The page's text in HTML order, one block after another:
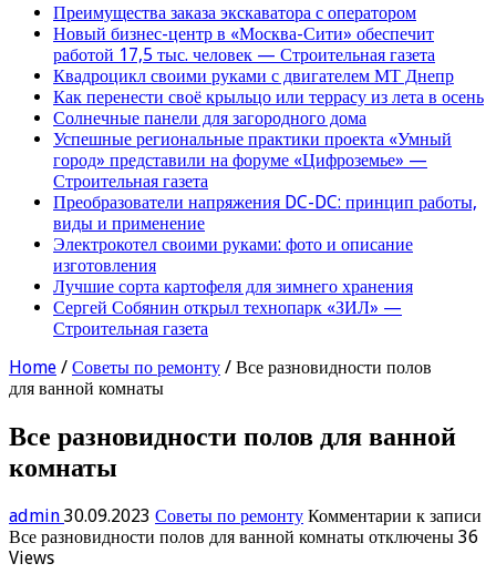
Преимущества заказа экскаватора с оператором
Новый бизнес-центр в «Москва-Сити» обеспечит
работой 17,5 тыс. человек — Строительная газета
Квадроцикл своими руками с двигателем МТ Днепр
Как перенести своё крыльцо или террасу из лета в осень
Солнечные панели для загородного дома
Успешные региональные практики проекта «Умный
город» представили на форуме «Цифроземье» —
Строительная газета
Преобразователи напряжения DC-DC: принцип работы,
виды и применение
Электрокотел своими руками: фото и описание
изготовления
Лучшие сорта картофеля для зимнего хранения
Сергей Собянин открыл технопарк «ЗИЛ» —
Строительная газета
Home / Советы по ремонту / Все разновидности полов
для ванной комнаты
Все разновидности полов для ванной
комнаты
admin 30.09.2023 Советы по ремонту Комментарии к записи
Все разновидности полов для ванной комнаты отключены 36
Views